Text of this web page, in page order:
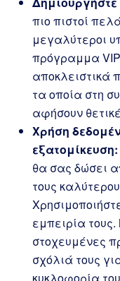
πιο πιστοί
μεγαλύτεροι
πρόγραμμα
αποκλειστικά
τα οποία στη
αφήσουν
Χρήση
εξατομίκευση:
θα σας δώσει
τους
εμπειρία
στοχευμένες
σχόλιά τους